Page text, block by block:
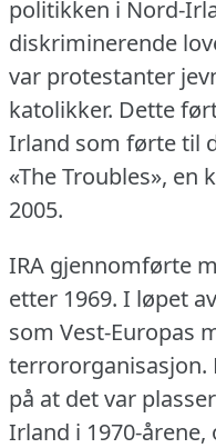
politikken i Nord-
diskriminerende
var protestanter
katolikker. Dette
Irland som førte til
«The Troubles»,
2005.
IRA gjennomførte
etter 1969. I løpet
som Vest-Europas
terrororganisasjon.
på at det var
Irland i 1970-